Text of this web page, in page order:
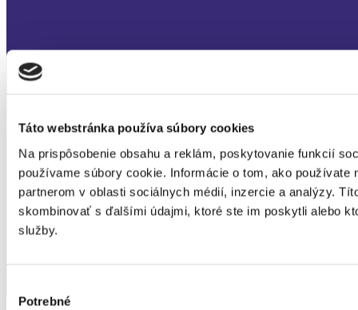
Táto webstránka používa súbory cookies
Na prispôsobenie obsahu a reklám, poskytovanie funkcií
používame súbory cookie. Informácie o tom, ako používate
partnerom v oblasti sociálnych médií, inzercie a analýzy.
skombinovať s ďalšími údajmi, ktoré ste im poskytli alebo
služby.
súhlasu
Potrebné